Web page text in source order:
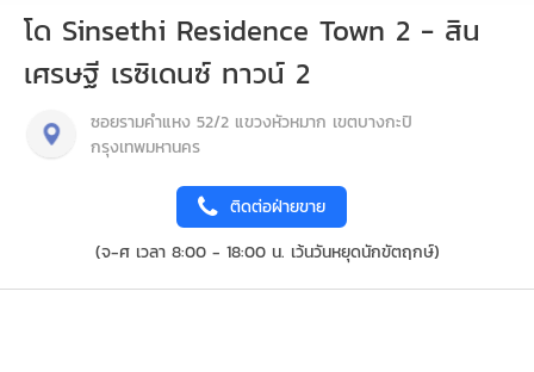
โด Sinsethi Residence Town 2 - สิน
เศรษฐี เรซิเดนซ์ ทาวน์ 2
ซอยรามคำแหง 52/2 แขวงหัวหมาก เขตบางกะปิ
กรุงเทพมหานคร
ติดต่อฝ่ายขาย
(จ-ศ เวลา 8:00 - 18:00 น. เว้นวันหยุดนักขัตฤกษ์)